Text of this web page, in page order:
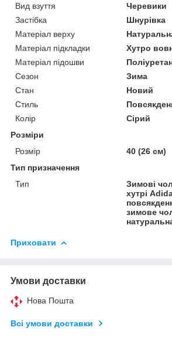
Вид взуття
Черевики
Застібка
Шнурівка
Матеріал верху
Матеріал підкладки
Хутро
Матеріал підошви
Сезон
Зима
Стан
Новий
Стиль
Колір
Сірий
Розміри
Розмір
40 (26 см)
Тип призначення
Тип
Зимові
хутрі
зимове
Приховати
Умови доставки
Нова Пошта
Всі умови доставки